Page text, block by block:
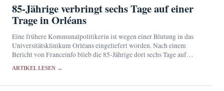
85-Jährige verbringt sechs Tage auf einer
Trage in Orléans
Eine frühere Kommunalpolitikerin ist wegen einer Blutung in das
Universitätsklinikum Orléans eingeliefert worden. Nach einem
Bericht von Franceinfo blieb die 85-Jährige dort sechs Tage auf
ARTIKEL LESEN →